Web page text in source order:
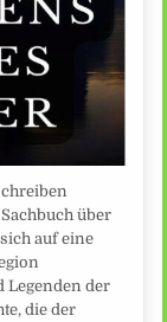
über
auf eine
Legenden der
die der